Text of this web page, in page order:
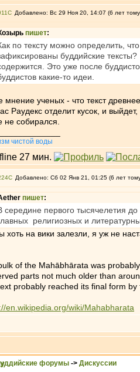
Добавлено: Вс 29 Ноя 20, 14:07 (6 лет
пишет:
по тексту можно определить,
буддийские
Это уже после
какие-то идеи.
мнение ученых - что текст
Раудекс отделит кусок, и
не собирался.
чистой воды
Добавлено: Сб 02 Янв 21, 01:25 (6 лет
пишет:
середине первого тысячелетия
религиозных и
хоть на вики залезли, я уж не
of the Mahābhārata was
parts not much older than
probably reached its final form
en.wikipedia.org/wiki/Mahabharata
форумы -> Дискуссии